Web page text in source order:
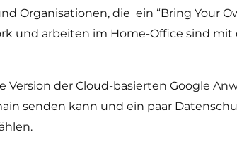
Organisationen, die ein “Bring Your
und arbeiten im Home-Office sind
Version der Cloud-basierten Google
senden kann und ein paar